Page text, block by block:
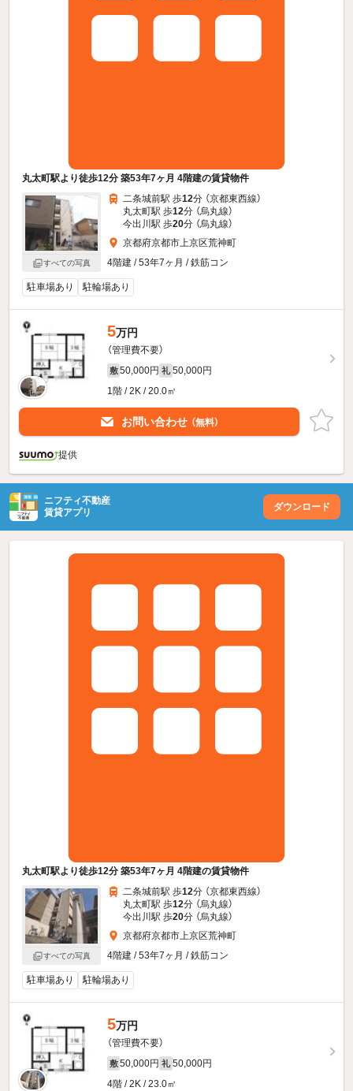
丸太町駅より徒歩12分 築53年7ヶ月 4階建の賃貸物件
すべての写真
二条城前駅 歩12分 （京都東西線）
丸太町駅 歩12分 （烏丸線）
今出川駅 歩20分 （烏丸線）
京都府京都市上京区荒神町
4階建 / 53年7ヶ月 / 鉄筋コン
駐車場あり 駐輪場あり
5万円
（管理費不要）
敷 50,000円 礼 50,000円
1階 / 2K / 20.0㎡
お問い合わせ （無料）
提供
ニフティ不動産
賃貸アプリ
ダウンロード
丸太町駅より徒歩12分 築53年7ヶ月 4階建の賃貸物件
すべての写真
二条城前駅 歩12分 （京都東西線）
丸太町駅 歩12分 （烏丸線）
今出川駅 歩20分 （烏丸線）
京都府京都市上京区荒神町
4階建 / 53年7ヶ月 / 鉄筋コン
駐車場あり 駐輪場あり
5万円
（管理費不要）
敷 50,000円 礼 50,000円
4階 / 2K / 23.0㎡